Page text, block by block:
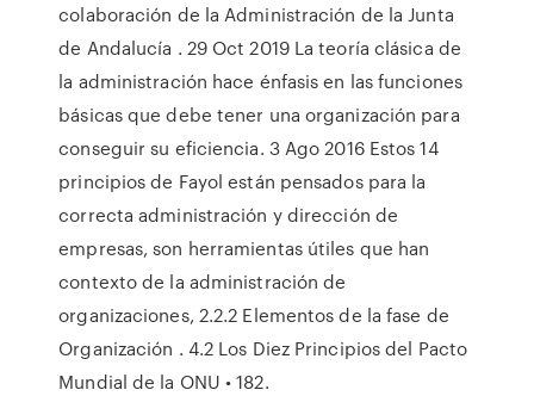
colaboración de la Administración de la Junta
de Andalucía . 29 Oct 2019 La teoría clásica de
la administración hace énfasis en las funciones
básicas que debe tener una organización para
conseguir su eficiencia. 3 Ago 2016 Estos 14
principios de Fayol están pensados para la
correcta administración y dirección de
empresas, son herramientas útiles que han
contexto de la administración de
organizaciones, 2.2.2 Elementos de la fase de
Organización . 4.2 Los Diez Principios del Pacto
Mundial de la ONU • 182.